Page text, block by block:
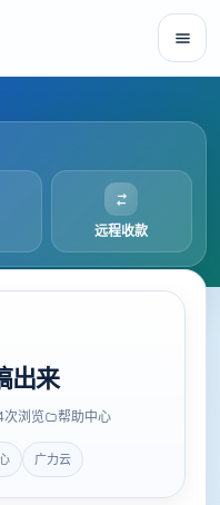
远程收款
出来
次浏览 帮助中心
广力云